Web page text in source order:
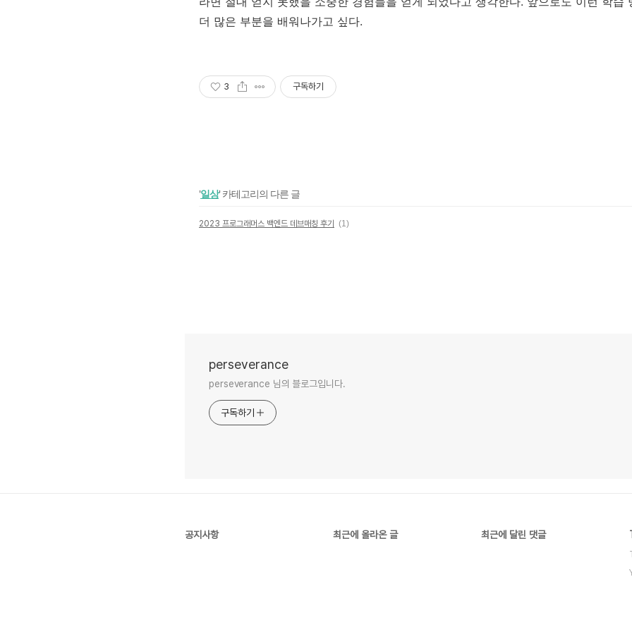
더 많은 부분을 배워나가고 싶다.
3 구독하기
'일상' 카테고리의 다른 글
2023 프로그래머스 백엔드 데브매칭 후기 (1)
perseverance
perseverance 님의 블로그입니다.
구독하기
공지사항 최근에 올라온 글 최근에 달린 댓글